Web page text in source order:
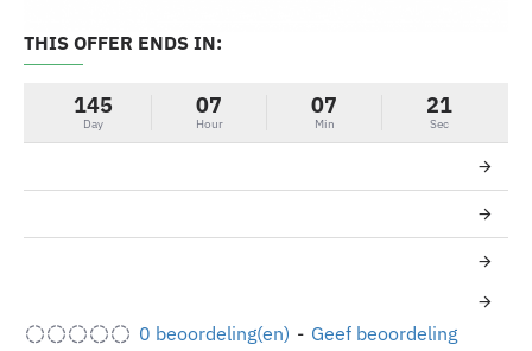
0 beoordeling(en) - Geef beoordeling
THIS OFFER ENDS IN:
145
Day
07
Hour
07
Min
21
Sec